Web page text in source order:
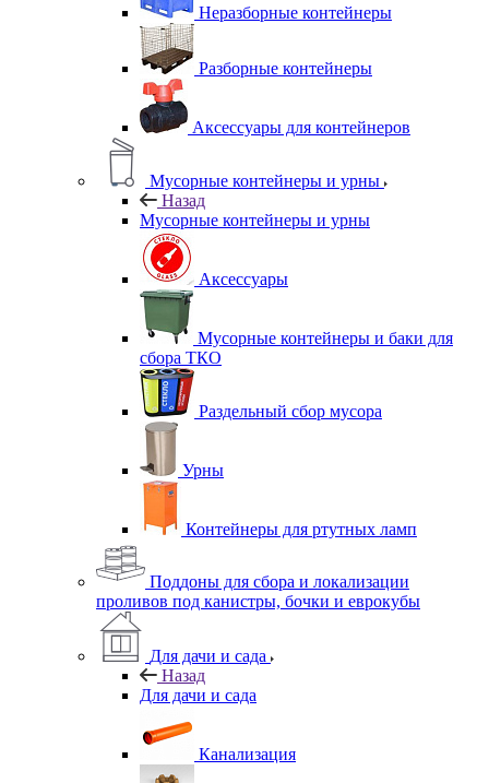
Неразборные контейнеры
Разборные контейнеры
Аксессуары для контейнеров
Мусорные контейнеры и урны
Назад
Мусорные контейнеры и урны
Аксессуары
Мусорные контейнеры и баки для
сбора ТКО
Раздельный сбор мусора
Урны
Контейнеры для ртутных ламп
Поддоны для сбора и локализации
проливов под канистры, бочки и еврокубы
Для дачи и сада
Назад
Для дачи и сада
Канализация